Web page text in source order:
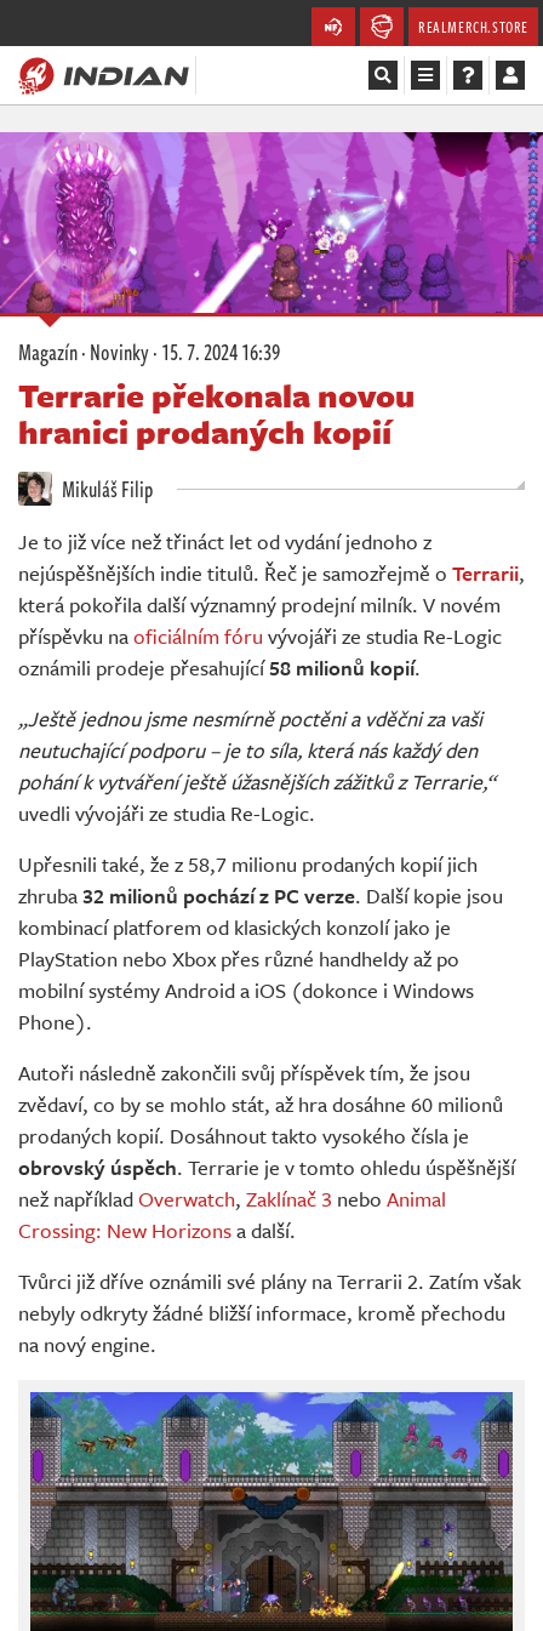
REALMERCH.STORE
Magazín
Recenze
Videa
Soutěže
Databáze
Komunita
Redakce
Živě
Magazín·Novinky·15. 7. 2024 16:39
Terrarie překonala novou
hranici prodaných kopií
Mikuláš Filip
Je to již více než třináct let od vydání jednoho z
nejúspěšnějších indie titulů. Řeč je samozřejmě o Terrarii,
která pokořila další významný prodejní milník. V novém
příspěvku naoficiálním fóru vývojáři ze studia Re-Logic
oznámili prodeje přesahující58 milionů kopií.
„Ještě jednou jsme nesmírně poctěni a vděčni za vaši
neutuchající podporu – je to síla, která nás každý den
pohání k vytváření ještě úžasnějších zážitků z Terrarie,“
uvedli vývojáři ze studia Re-Logic.
Upřesnili také, že z 58,7 milionu prodaných kopií jich
zhruba32 milionů pochází z PC verze. Další kopie jsou
kombinací platforem od klasických konzolí jako je
PlayStation nebo Xbox přes různé handheldy až po
mobilní systémy Android a iOS (dokonce i Windows
Phone).
Autoři následně zakončili svůj příspěvek tím, že jsou
zvědaví, co by se mohlo stát, až hra dosáhne 60 milionů
prodaných kopií. Dosáhnout takto vysokého čísla je
obrovský úspěch. Terrarie je v tomto ohledu úspěšnější
než napříkladOverwatch, Zaklínač 3 nebo Animal
Crossing: New Horizonsa další.
Tvůrci již dříve oznámili své plány na Terrarii 2. Zatím však
nebyly odkryty žádné bližší informace, kromě přechodu
na nový engine.